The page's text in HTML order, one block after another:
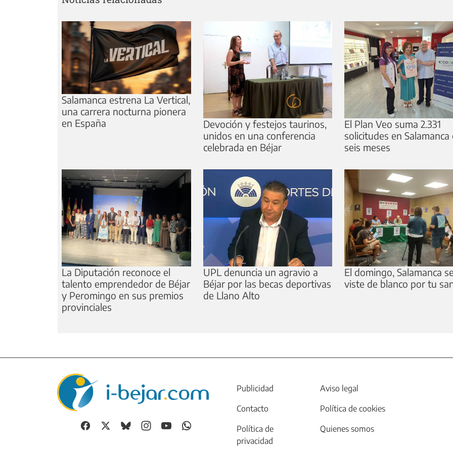
Salamanca estrena La Vertical,
una carrera nocturna pionera
en España
Devoción y festejos taurinos,
unidos en una conferencia
celebrada en Béjar
El Plan Veo suma 2.331
solicitudes en Salamanca
seis meses
La Diputación reconoce el
talento emprendedor de Béjar
y Peromingo en sus premios
provinciales
UPL denuncia un agravio a
Béjar por las becas deportivas
de Llano Alto
El domingo, Salamanca
viste de blanco por tu
Publicidad
Aviso legal
Contacto
Política de cookies
Política de
privacidad
Quienes somos